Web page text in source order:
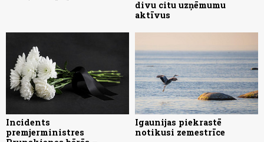
divu citu uzņēmumu
aktīvus
Incidents
premjerministres
Igaunijas piekrastē
notikusi zemestrīce